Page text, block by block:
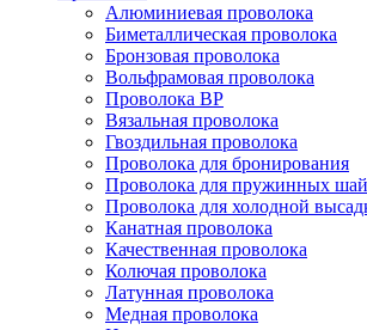
Алюминиевая проволока
Биметаллическая проволока
Бронзовая проволока
Вольфрамовая проволока
Проволока ВР
Вязальная проволока
Гвоздильная проволока
Проволока для бронирования
Проволока для пружинных
Проволока для холодной
Канатная проволока
Качественная проволока
Колючая проволока
Латунная проволока
Медная проволока